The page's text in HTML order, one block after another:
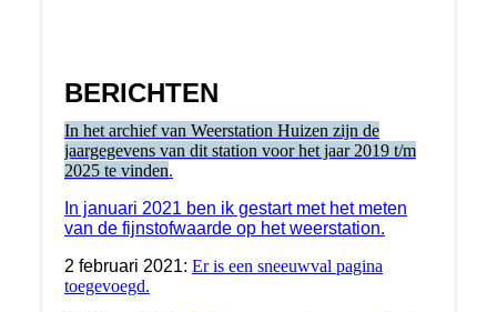
BERICHTEN
In het archief van Weerstation Huizen zijn de
jaargegevens van dit station voor het jaar 2019 t/m
2025 te vinden.
In januari 2021 ben ik gestart met het meten
van de fijnstofwaarde op het weerstation.
2 februari 2021: Er is een sneeuwval pagina
toegevoegd.